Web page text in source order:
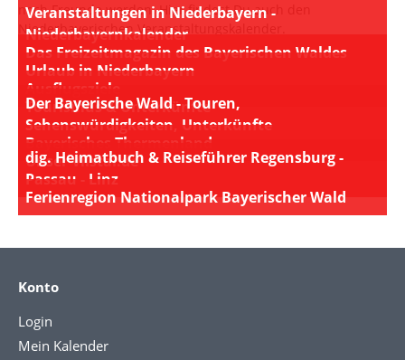
noch Freunde werden. Hier findest Du auch den
Niederbayerischen Veranstaltungskalender.
Veranstaltungen in Niederbayern -
Niederbayernkalender
Das Freizeitmagazin des Bayerischen Waldes
Urlaub in Niederbayern
Ausflugsziele
Tourismus & Unterkünfte
Der Bayerische Wald - Touren,
Sehenswürdigkeiten, Unterkünfte
Bayerisches Thermenland
Unser Vilstal.de
dig. Heimatbuch & Reiseführer Regensburg -
Passau - Linz
Ferienregion Nationalpark Bayerischer Wald
Konto
Login
Mein Kalender